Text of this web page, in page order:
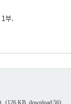
부.
(126 KB, download:56)